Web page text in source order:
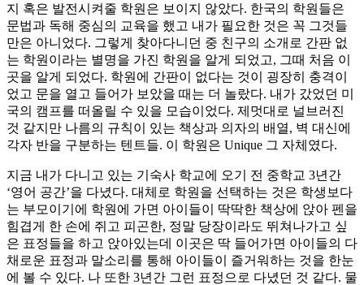
지 혹은 발전시켜줄 학원은 보이지 않았다. 한국의 학원들은
문법과 독해 중심의 교육을 했고 내가 필요한 것은 꼭 그것들
만은 아니었다. 그렇게 찾아다니던 중 친구의 소개로 간판 없
는 학원이라는 별명을 가진 학원을 알게 되었고, 그때 처음 이
곳을 알게 되었다. 학원에 간판이 없다는 것이 굉장히 충격이
었고 문을 열고 들어가 보았을 때는 더 놀랐다. 내가 갔었던 미
국의 캠프를 떠올릴 수 있을 모습이었다. 제멋대로 널브러진
것 같지만 나름의 규칙이 있는 책상과 의자의 배열, 벽 대신에
각자 반을 구분하는 텐트들. 이 학원은 Unique 그 자체였다.
지금 내가 다니고 있는 기숙사 학교에 오기 전 중학교 3년간
‘영어 공간’을 다녔다. 대체로 학원을 선택하는 것은 학생보다
는 부모이기에 학원에 가면 아이들이 딱딱한 책상에 앉아 펜을
힘겹게 한 손에 쥐고 피곤한, 정말 당장이라도 뛰쳐나가고 싶
은 표정들을 하고 앉아있는데 이곳은 딱 들어가면 아이들의 다
채로운 표정과 말소리를 통해 아이들이 즐거워하는 것을 한눈
에 볼 수 있다. 나 또한 3년간 그런 표정으로 다녔던 것 같다. 물